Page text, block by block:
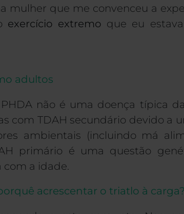
mulher que me convenceu a
exercício extremo que eu
adultos
não é uma doença típica
com TDAH secundário devido a
ambientais (incluindo má
primário é uma questão
com a idade.
acrescentar o triatlo à carga?